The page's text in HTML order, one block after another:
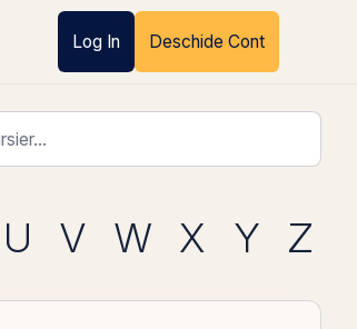
Log In Deschide Cont
U V W X Y Z